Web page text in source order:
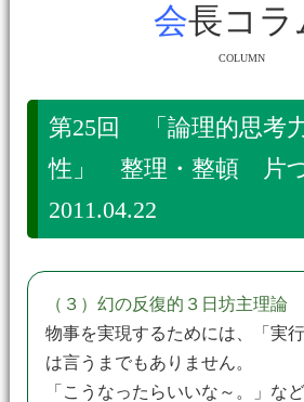
会長コ
COLUMN
第25回 「論理的思考
性」 整理・整頓
2011.04.22
（３）幻の反復的３日坊主理論
物事を実現するためには、「実
は言うまでもありません。
「こうなったらいいな～。」な